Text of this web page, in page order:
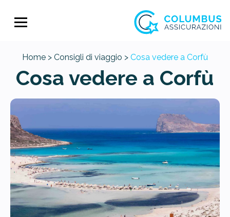
Home > Consigli di viaggio > Cosa vedere a Corfù
Cosa vedere a Corfù